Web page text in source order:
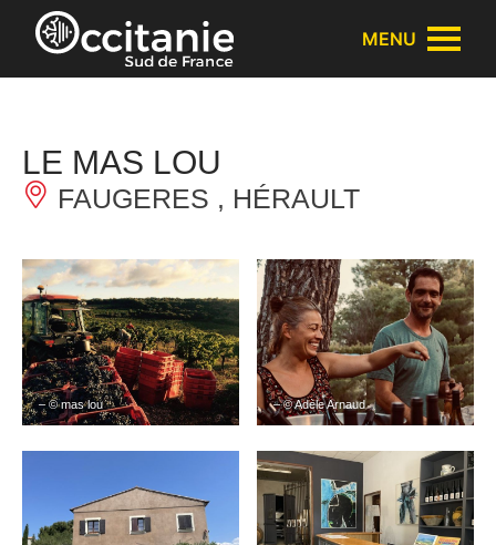
Panneau de gestion des cookies
MENU
LE MAS LOU
FAUGERES , HÉRAULT
– © mas lou – © Adèle Arnaud